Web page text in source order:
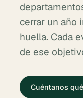
cerrar un año
huella. Cada
de ese
Cuéntanos